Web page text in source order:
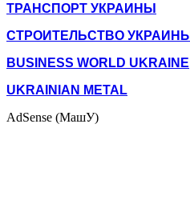
ТРАНСПОРТ УКРАИНЫ
СТРОИТЕЛЬСТВО УКРАИНЫ
BUSINESS WORLD UKRAINE
UKRAINIAN METAL
AdSense (МашУ)